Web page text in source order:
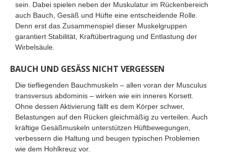
sein. Dabei spielen neben der Muskulatur im Rückenbereich
auch Bauch, Gesäß und Hüfte eine entscheidende Rolle.
Denn erst das Zusammenspiel dieser Muskelgruppen
garantiert Stabilität, Kraftübertragung und Entlastung der
Wirbelsäule.
BAUCH UND GESÄSS NICHT VERGESSEN
Die tiefliegenden Bauchmuskeln – allen voran der Musculus
transversus abdominis – wirken wie ein inneres Korsett.
Ohne dessen Aktivierung fällt es dem Körper schwer,
Belastungen auf den Rücken gleichmäßig zu verteilen. Auch
kräftige Gesäßmuskeln unterstützen Hüftbewegungen,
verbessern die Haltung und beugen typischen Problemen
wie dem Hohlkreuz vor.